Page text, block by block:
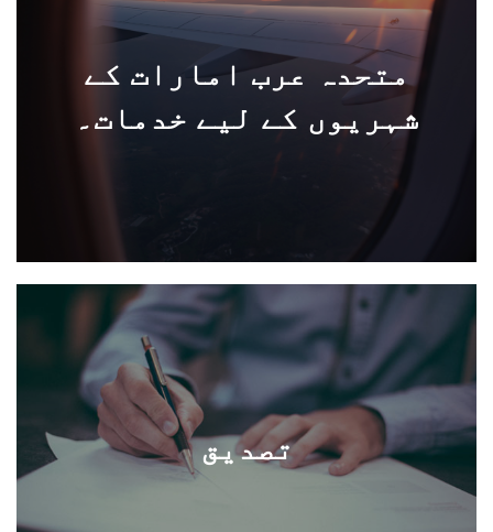
متحدہ عرب امارات کے
شہریوں کے لیے خدمات۔
تصدیق